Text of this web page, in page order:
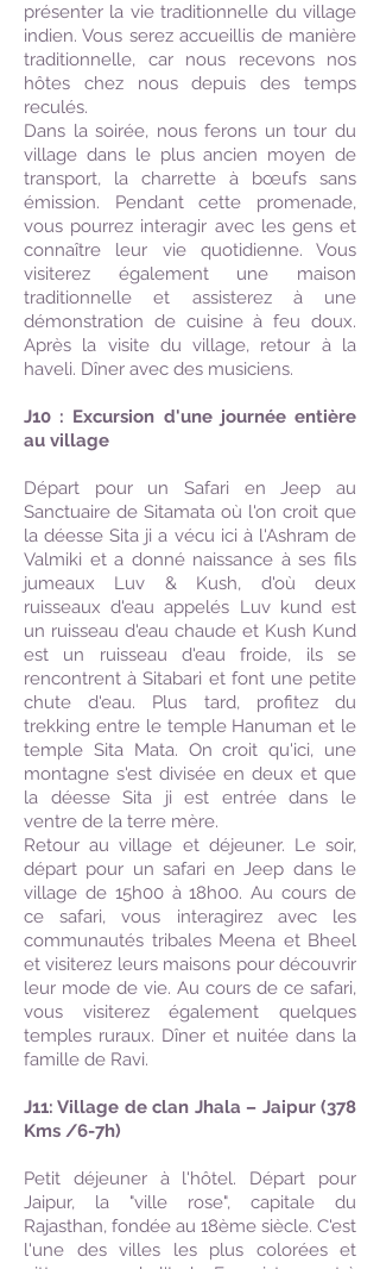
présenter la vie traditionnelle du village
indien. Vous serez accueillis de manière
traditionnelle, car nous recevons nos
hôtes chez nous depuis des temps
reculés.
Dans la soirée, nous ferons un tour du
village dans le plus ancien moyen de
transport, la charrette à bœufs sans
émission. Pendant cette promenade,
vous pourrez interagir avec les gens et
connaître leur vie quotidienne. Vous
visiterez également une maison
traditionnelle et assisterez à une
démonstration de cuisine à feu doux.
Après la visite du village, retour à la
haveli. Dîner avec des musiciens.
J10 : Excursion d'une journée entière
au village
Départ pour un Safari en Jeep au
Sanctuaire de Sitamata où l'on croit que
la déesse Sita ji a vécu ici à l'Ashram de
Valmiki et a donné naissance à ses fils
jumeaux Luv & Kush, d'où deux
ruisseaux d'eau appelés Luv kund est
un ruisseau d'eau chaude et Kush Kund
est un ruisseau d'eau froide, ils se
rencontrent à Sitabari et font une petite
chute d'eau. Plus tard, profitez du
trekking entre le temple Hanuman et le
temple Sita Mata. On croit qu'ici, une
montagne s'est divisée en deux et que
la déesse Sita ji est entrée dans le
ventre de la terre mère.
Retour au village et déjeuner. Le soir,
départ pour un safari en Jeep dans le
village de 15h00 à 18h00. Au cours de
ce safari, vous interagirez avec les
communautés tribales Meena et Bheel
et visiterez leurs maisons pour découvrir
leur mode de vie. Au cours de ce safari,
vous visiterez également quelques
temples ruraux. Dîner et nuitée dans la
famille de Ravi.
J11: Village de clan Jhala – Jaipur (378
Kms /6-7h)
Petit déjeuner à l'hôtel. Départ pour
Jaipur, la "ville rose", capitale du
Rajasthan, fondée au 18ème siècle. C'est
l'une des villes les plus colorées et